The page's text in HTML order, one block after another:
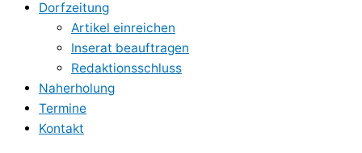
Dorfzeitung
Artikel einreichen
Inserat beauftragen
Redaktionsschluss
Naherholung
Termine
Kontakt